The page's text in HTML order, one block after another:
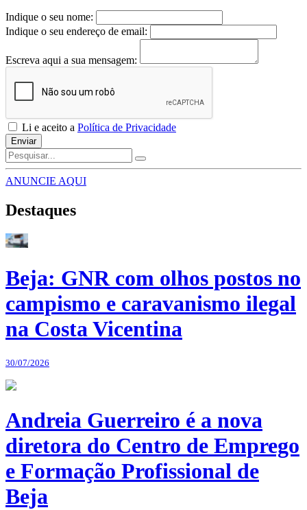
Indique o seu nome:
Indique o seu endereço de email:
Escreva aqui a sua mensagem:
Li e aceito a Política de Privacidade
Enviar
ANUNCIE AQUI
Destaques
Beja: GNR com olhos postos no
campismo e caravanismo ilegal
na Costa Vicentina
30/07/2026
Andreia Guerreiro é a nova
diretora do Centro de Emprego
e Formação Profissional de
Beja